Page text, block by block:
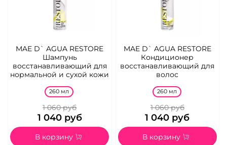
MAE D` AGUA RESTORE
Шампунь
восстанавливающий для
нормальной и сухой кожи
260 мл
1 060 руб
1 040 руб
В корзину
MAE D` AGUA RESTORE
Кондиционер
восстанавливающий для
волос
260 мл
1 060 руб
1 040 руб
В корзину